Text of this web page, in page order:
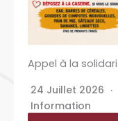
Appel à la
24 Juillet 2026
Information